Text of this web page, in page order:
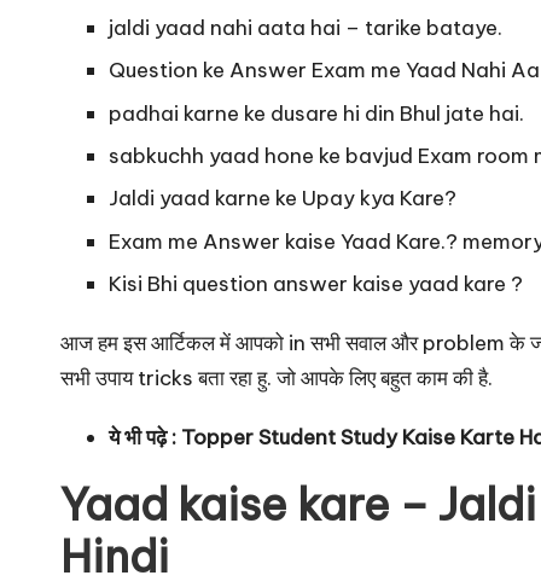
jaldi yaad nahi aata hai – tarike bataye.
Question ke Answer Exam me Yaad Nahi
padhai karne ke dusare hi din Bhul jate hai.
sabkuchh yaad hone ke bavjud Exam room
Jaldi yaad karne ke Upay kya Kare?
Exam me Answer kaise Yaad Kare.?
Kisi Bhi question answer kaise yaad kare ?
आज हम इस आर्टिकल में आपको in सभी सवाल और problem के
सभी उपाय tricks बता रहा हु. जो आपके लिए बहुत काम की है.
ये भी पढ़े : Topper Student Study Kaise Karte
Yaad kaise kare –
Hindi